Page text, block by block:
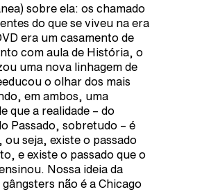
sobre ela: os chamado
do que se viveu na era
era um casamento de
com aula de História, o
uma nova linhagem de
o olhar dos mais
em ambos, uma
que a realidade – do
Passado, sobretudo – é
ou seja, existe o passado
e existe o passado que o
Nossa ideia da
não é a Chicago